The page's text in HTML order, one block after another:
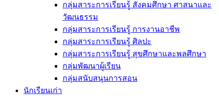
กลุ่มสาระการเรียนรู้ สังคมศึกษา ศาสนาและ
วัฒนธรรม
กลุ่มสาระการเรียนรู้ การงานอาชีพ
กลุ่มสาระการเรียนรู้ ศิลปะ
กลุ่มสาระการเรียนรู้ สุขศึกษาและพลศึกษา
กลุ่มพัฒนาผู้เรียน
กลุ่มสนับสนุนการสอน
นักเรียนเก่า